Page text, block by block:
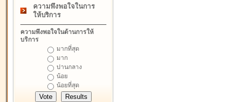
ความพึงพอใจในการ
ให้บริการ
ความพึงพอใจในด้านการให้
บริการ
มากที่สุด
มาก
ปานกลาง
น้อย
น้อยที่สุด